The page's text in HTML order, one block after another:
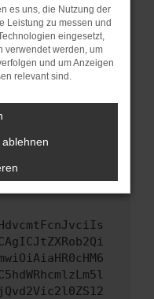
nur ein
auch dazu
nicht mehr
Schritte versucht
werden
Du kannst
uns bei der
es uns, die Nutzung der
Leistung zu messen und
eingesetzt,
verwendet werden, um
und um Anzeigen
relevant sind.